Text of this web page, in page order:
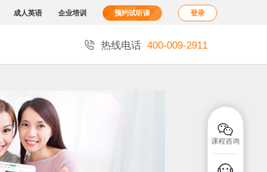
成人英语 企业培训 预约试听课 登录
 热线电话 400-009-2911

课程咨询